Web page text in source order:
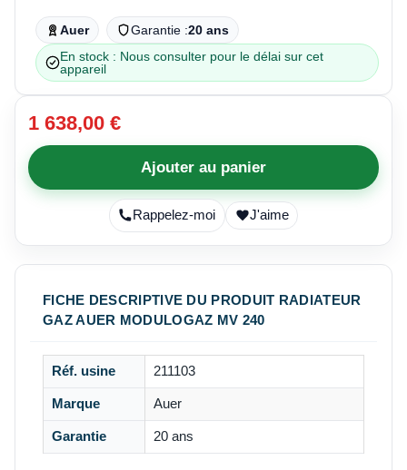
Auer Garantie :20 ans
En stock : Nous consulter pour le délai sur cet
appareil
1 638,00 €
Ajouter au panier
Rappelez-moi J'aime
FICHE DESCRIPTIVE DU PRODUIT RADIATEUR
GAZ AUER MODULOGAZ MV 240
Réf. usine 211103
Marque Auer
Garantie 20 ans